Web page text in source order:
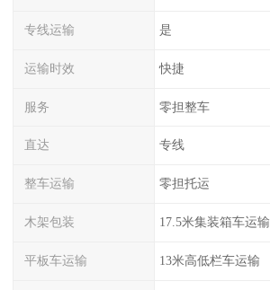
专线运输 是
运输时效 快捷
服务 零担整车
直达 专线
整车运输 零担托运
木架包装 17.5米集装箱车运输
平板车运输 13米高低栏车运输